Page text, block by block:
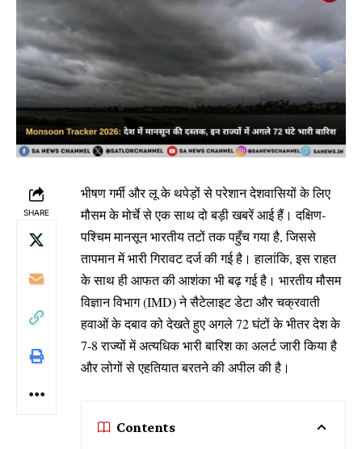
SHARE
भीषण गर्मी और लू के थपेड़ों से परेशान देशवासियों के लिए
मौसम के मोर्चे से एक साथ दो बड़ी खबरें आई हैं। दक्षिण-
पश्चिम मानसून भारतीय तटों तक पहुँच गया है, जिससे
तापमान में भारी गिरावट दर्ज की गई है। हालांकि, इस राहत
के साथ ही आफत की आशंका भी बढ़ गई है। भारतीय मौसम
विज्ञान विभाग (IMD) ने सैटेलाइट डेटा और चक्रवाती
हवाओं के दबाव को देखते हुए अगले 72 घंटों के भीतर देश के
7-8 राज्यों में अत्यधिक भारी बारिश का अलर्ट जारी किया है
और लोगों से एहतियात बरतने की अपील की है।
Contents